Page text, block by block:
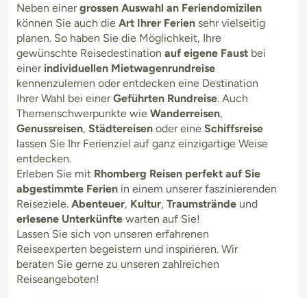
Neben einergrossen Auswahl an Feriendomizilen
können Sie auch die Art Ihrer Ferien sehr vielseitig
planen. So haben Sie die Möglichkeit, Ihre
gewünschte Reisedestination auf eigene Faust bei
einer individuellen Mietwagenrundreise
kennenzulernen oder entdecken eine Destination
Ihrer Wahl bei einerGeführten Rundreise. Auch
Themenschwerpunkte wie Wanderreisen,
Genussreisen, Städtereisen oder eine Schiffsreise
lassen Sie Ihr Ferienziel auf ganz einzigartige Weise
entdecken.
Erleben Sie mit Rhomberg Reisen perfekt auf Sie
abgestimmte Ferien in einem unserer faszinierenden
Reiseziele. Abenteuer, Kultur, Traumstrände und
erlesene Unterkünfte warten auf Sie!
Lassen Sie sich von unseren erfahrenen
Reiseexperten begeistern und inspirieren. Wir
beraten Sie gerne zu unseren zahlreichen
Reiseangeboten!